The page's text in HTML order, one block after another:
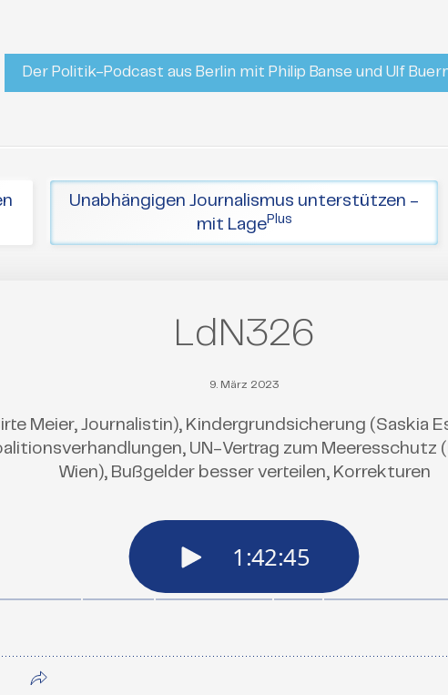
Der Politik-Podcast aus Berlin mit Philip Banse und Ulf
Unabhängigen Journalismus unterstützen -
mit LagePlus
LdN326
9. März 2023
Meier, Journalistin), Kindergrundsicherung (Saskia
UN-Vertrag zum Meeresschutz
Wien), Bußgelder besser verteilen, Korrekturen